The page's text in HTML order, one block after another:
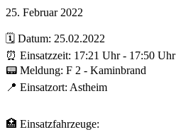
25. Februar 2022
🗓️ Datum: 25.02.2022
⏰ Einsatzzeit: 17:21 Uhr - 17:50 Uhr
📟 Meldung: F 2 - Kaminbrand
📍 Einsatzort: Astheim
🏥 Einsatzfahrzeuge: